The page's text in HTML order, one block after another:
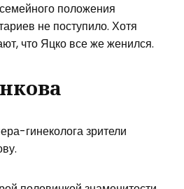
положения
не поступило. Хотя
что Яцко все же женился.
гинеколога зрители